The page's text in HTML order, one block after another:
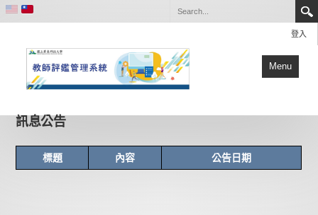
登入
Menu
訊息公告
訊息公告
標題 內容 公告日期